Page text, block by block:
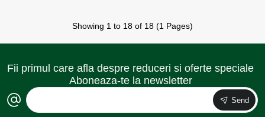
Showing 1 to 18 of 18 (1 Pages)
Fii primul care afla despre reduceri si oferte speciale
Aboneaza-te la newsletter
Send